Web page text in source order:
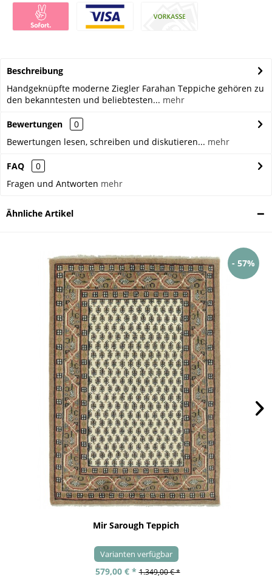
Beschreibung
Handgeknüpfte moderne Ziegler Farahan Teppiche gehören zu
den bekanntesten und beliebtesten... mehr
Bewertungen
0
Bewertungen lesen, schreiben und diskutieren... mehr
FAQ
0
Fragen und Antworten mehr
Ähnliche Artikel
- 57%
Mir Sarough Teppich
Varianten verfügbar
579,00 € * 1.349,00 € *